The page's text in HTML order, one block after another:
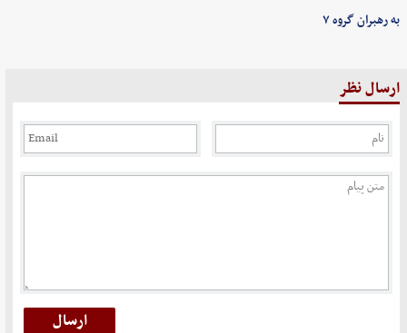
به رهبران گروه ۷
ارسال نظر